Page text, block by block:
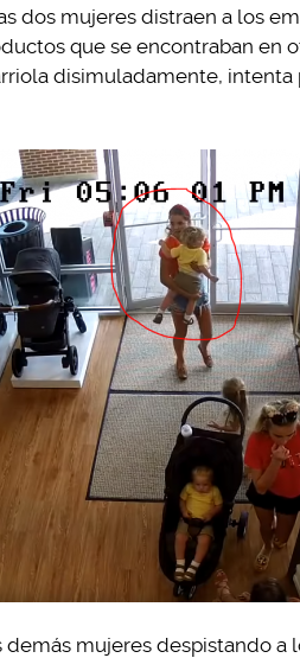
dos mujeres distraen a los
que se encontraban en
disimuladamente,
demás mujeres despistando a